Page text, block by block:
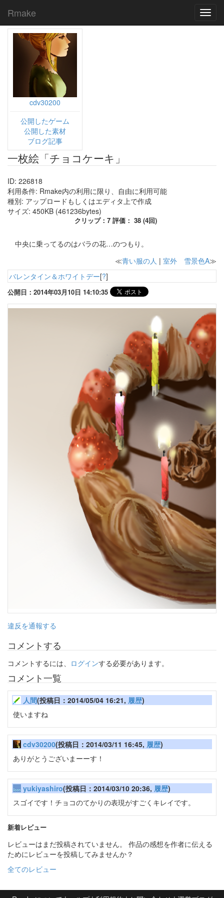
Rmake
cdv30200
公開したゲーム
公開した素材
ブログ記事
一枚絵「チョコケーキ」
ID: 226818
利用条件: Rmake内の利用に限り、自由に利用可能
種別: アップロードもしくはエディタ上で作成
サイズ: 450KB (461236bytes)
クリップ：7 評価： 38 (4回)
中央に乗ってるのはバラの花…のつもり。
≪青い服の人 | 室外 雪景色A≫
バレンタイン＆ホワイトデー[?]
公開日：2014年03月10日 14:10:35
違反を通報する
コメントする
コメントするには、 ログインする必要があります。
コメント一覧
人間(投稿日：2014/05/04 16:21, 履歴)
使いますね
cdv30200(投稿日：2014/03/11 16:45, 履歴)
ありがとうございまーーす！
yukiyashiro(投稿日：2014/03/10 20:36, 履歴)
スゴイです！チョコのてかりの表現がすごくキレイです。
新着レビュー
レビューはまだ投稿されていません。 作品の感想を作者に伝える
ためにレビューを投稿してみませんか？
全てのレビュー